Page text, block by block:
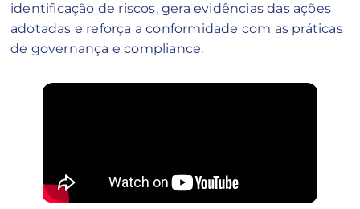
identificação de riscos, gera evidências das ações
adotadas e reforça a conformidade com as práticas
de governança e compliance.